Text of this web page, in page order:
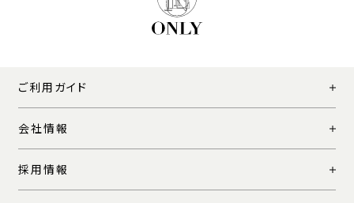
ご利用ガイド
会社情報
採用情報